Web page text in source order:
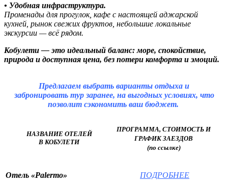
• Удобная инфраструктура.
Променады для прогулок, кафе с настоящей аджарской
кухней, рынок свежих фруктов, небольшие локальные
экскурсии — всё рядом.
Кобулети — это идеальный баланс: море, спокойствие,
природа и доступная цена, без потери комфорта и эмоций.
Предлагаем выбрать варианты отдыха и
забронировать тур заранее, на выгодных условиях, что
позволит сэкономить ваш бюджет.
НАЗВАНИЕ ОТЕЛЕЙ
В КОБУЛЕТИ
ПРОГРАММА, СТОИМОСТЬ И
ГРАФИК ЗАЕЗДОВ
(по ссылке)
Отель «Palermo» ПОДРОБНЕЕ